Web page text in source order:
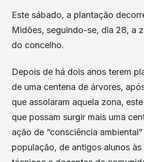
Este sábado, a plantação
Midões, seguindo-se, dia 28, a
do concelho.
Depois de há dois anos terem
de uma centena de árvores,
que assolaram aquela zona,
que possam surgir mais uma
ação de “consciência
população, de antigos alunos às